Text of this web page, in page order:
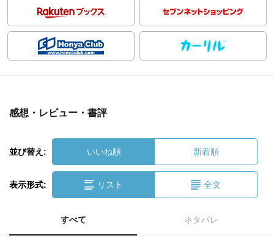
感想・レビュー・書評
並び替え: いいね順 新着順
表示形式: リスト 全文
すべて ネタバレ